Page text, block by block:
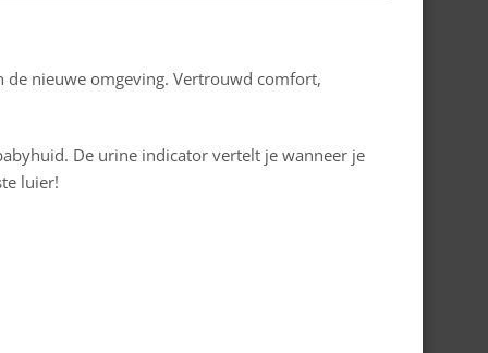
nieuwe omgeving. Vertrouwd comfort,
De urine indicator vertelt je wanneer je
luier!